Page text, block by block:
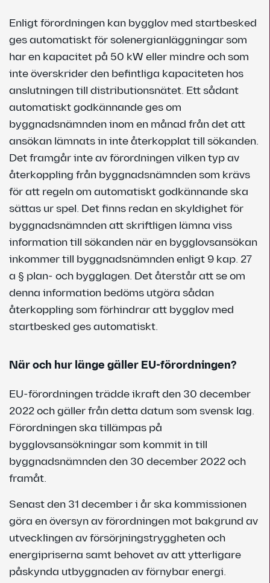
Enligt förordningen kan bygglov med startbesked
ges automatiskt för solenergianläggningar som
har en kapacitet på 50 kW eller mindre och som
inte överskrider den befintliga kapaciteten hos
anslutningen till distributionsnätet. Ett sådant
automatiskt godkännande ges om
byggnadsnämnden inom en månad från det att
ansökan lämnats in inte återkopplat till sökanden.
Det framgår inte av förordningen vilken typ av
återkoppling från byggnadsnämnden som krävs
för att regeln om automatiskt godkännande ska
sättas ur spel. Det finns redan en skyldighet för
byggnadsnämnden att skriftligen lämna viss
information till sökanden när en bygglovsansökan
inkommer till byggnadsnämnden enligt 9 kap. 27
a § plan- och bygglagen. Det återstår att se om
denna information bedöms utgöra sådan
återkoppling som förhindrar att bygglov med
startbesked ges automatiskt.
När och hur länge gäller EU-förordningen?
EU-förordningen trädde ikraft den 30 december
2022 och gäller från detta datum som svensk lag.
Förordningen ska tillämpas på
bygglovsansökningar som kommit in till
byggnadsnämnden den 30 december 2022 och
framåt.
Senast den 31 december i år ska kommissionen
göra en översyn av förordningen mot bakgrund av
utvecklingen av försörjningstryggheten och
energipriserna samt behovet av att ytterligare
påskynda utbyggnaden av förnybar energi.